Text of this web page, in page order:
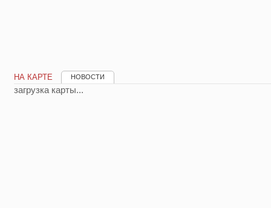
НА КАРТЕ НОВОСТИ
загрузка карты...